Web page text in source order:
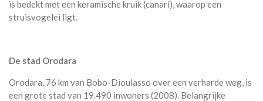
is bedekt met een keramische kruik (canari), waarop een
struisvogelei ligt.
De stad Orodara
Orodara, 76 km van Bobo-Dioulasso over een verharde weg, is
een grote stad van 19.490 inwoners (2008). Belangrijke